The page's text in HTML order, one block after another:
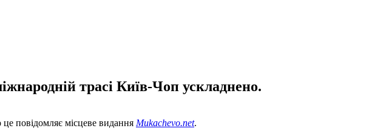
трасі Київ-Чоп ускладнено.
повідомляє місцеве видання Mukachevo.net.